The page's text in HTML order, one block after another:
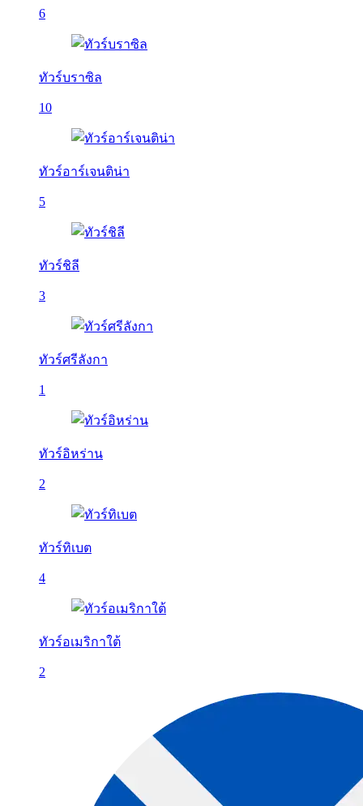
6
ทัวร์บราซิล
10
ทัวร์อาร์เจนติน่า
5
ทัวร์ชิลี
3
ทัวร์ศรีลังกา
1
ทัวร์อิหร่าน
2
ทัวร์ทิเบต
4
ทัวร์อเมริกาใต้
2